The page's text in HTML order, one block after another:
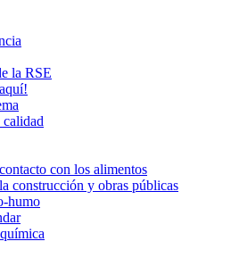
la RSE
con los alimentos
construcción y obras públicas
humo